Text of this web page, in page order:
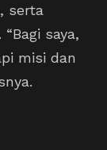
serta
saya,
misi dan